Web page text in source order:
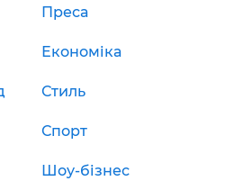
Преса
Економіка
Стиль
Спорт
Шоу-бізнес